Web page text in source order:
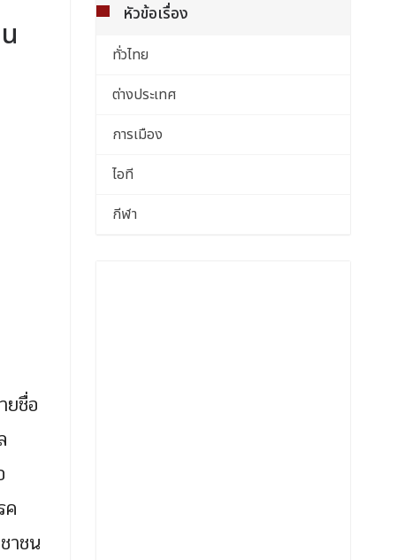
ยชื่อ
ค
าชน
หัวข้อเรื่อง
ทั่วไทย
ต่างประเทศ
การเมือง
ไอที
กีฬา